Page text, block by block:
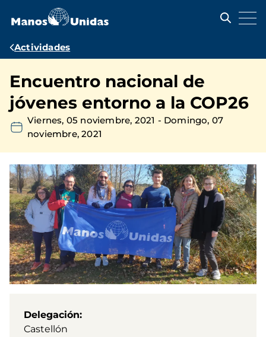
contenido
Ruta
navegación
Actividades
Encuentro nacional de
jóvenes entorno a la COP26
Viernes, 05 noviembre, 2021 - Domingo, 07
noviembre, 2021
Delegación
Castellón